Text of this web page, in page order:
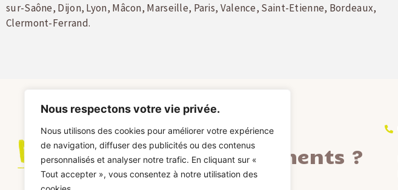
Nous respectons votre vie privée.
Nous utilisons des cookies pour améliorer votre expérience
de navigation, diffuser des publicités ou des contenus
personnalisés et analyser notre trafic. En cliquant sur «
Tout accepter », vous consentez à notre utilisation des
sur-Saône, Dijon, Lyon, Mâcon, Marseille, Paris, Valence, Saint-Etienne, Bordeaux,
Clermont-Ferrand.
Besoin de
renseignements ?